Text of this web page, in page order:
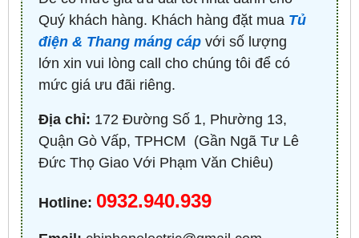
Quý khách hàng. Khách hàng đặt mua Tủ
điện & Thang máng cáp với số lượng
lớn xin vui lòng call cho chúng tôi để có
mức giá ưu đãi riêng.
Địa chỉ: 172 Đường Số 1, Phường 13,
Quận Gò Vấp, TPHCM ​ (Gần Ngã Tư Lê
Đức Thọ Giao Với Phạm Văn Chiêu)
Hotline: 0932.940.939